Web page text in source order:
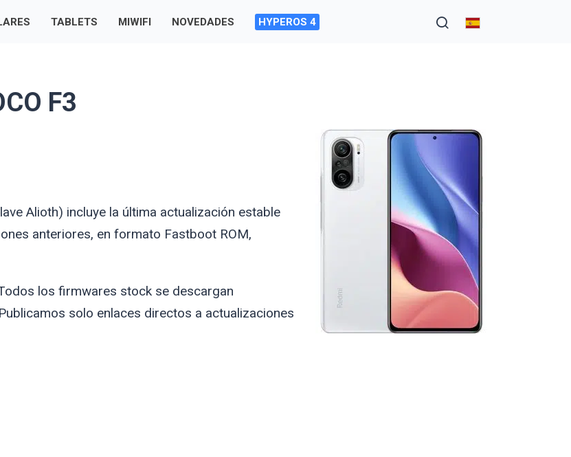
TABLETS MIWIFI NOVEDADES HYPEROS 4
F3
Alioth) incluye la última actualización estable
anteriores, en formato Fastboot ROM,
los firmwares stock se descargan
solo enlaces directos a actualizaciones